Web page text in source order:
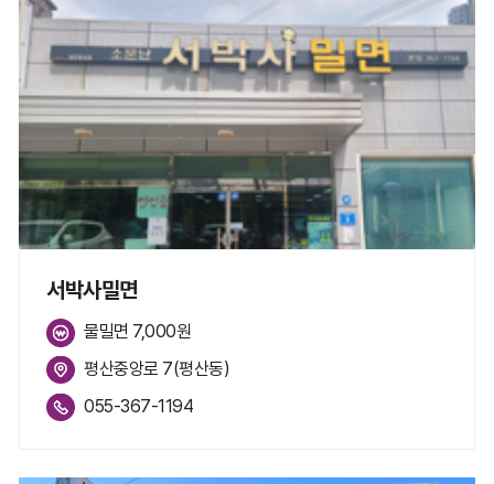
서박사밀면
물밀면 7,000원
평산중앙로 7(평산동)
055-367-1194